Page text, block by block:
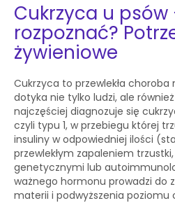
Cukrzyca u psów
rozpoznać?
żywieniowe
Cukrzyca to przewlekła
dotyka nie tylko ludzi, ale
najczęściej diagnozuje się
czyli typu 1, w przebiegu której
insuliny w odpowiedniej ilości
przewlekłym zapaleniem
genetycznymi lub
ważnego hormonu prowadzi do
materii i podwyższenia poziomu